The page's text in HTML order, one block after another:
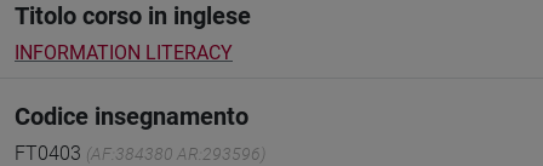
Titolo corso in inglese
INFORMATION LITERACY
Codice insegnamento
FT0403 (AF:384380 AR:293596)